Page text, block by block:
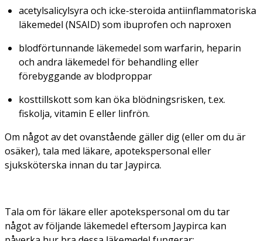
acetylsalicylsyra och icke-steroida antiinflammatoriska
läkemedel (NSAID) som ibuprofen och naproxen
blodförtunnande läkemedel som warfarin, heparin
och andra läkemedel för behandling eller
förebyggande av blodproppar
kosttillskott som kan öka blödningsrisken, t.ex.
fiskolja, vitamin E eller linfrön.
Om något av det ovanstående gäller dig (eller om du är
osäker), tala med läkare, apotekspersonal eller
sjuksköterska innan du tar Jaypirca.
Tala om för läkare eller apotekspersonal om du tar
något av följande läkemedel eftersom Jaypirca kan